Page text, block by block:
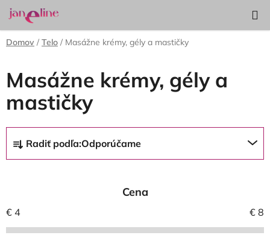
Prejsť
na
obsah
KOŠÍK
Domov / Telo / Masážne krémy, gély a mastičky
Masážne krémy, gély a
mastičky
a
d
i
e
Radiť podľa:Odporúčame
Cena
€ 4 € 8